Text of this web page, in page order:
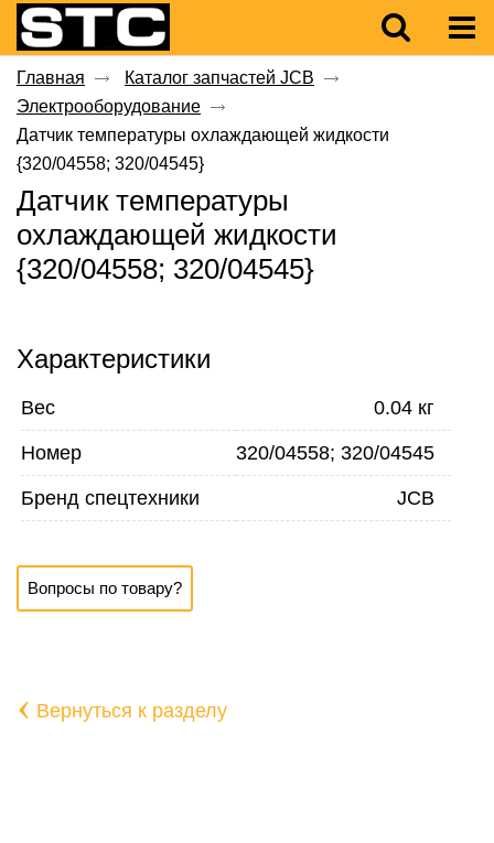
Главная
Каталог запчастей JCB
Электрооборудование
Датчик температуры охлаждающей жидкости
{320/04558; 320/04545}
Датчик температуры
охлаждающей жидкости
{320/04558; 320/04545}
Характеристики
Вес 0.04 кг
Номер 320/04558; 320/04545
Бренд спецтехники JCB
Вопросы по товару?
‹ Вернуться к разделу